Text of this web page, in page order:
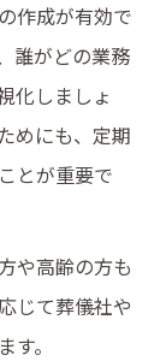
作成が有効で
誰がどの業務
化しましょ
めにも、定期
とが重要で
や高齢の方も
じて葬儀社や
。